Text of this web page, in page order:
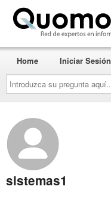
Introduzca
su
pregunta
aquí...
Home Iniciar Sesión
sistemas1